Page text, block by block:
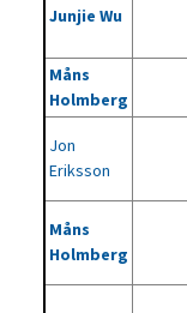
Junjie Wu
Måns
Holmberg
Jon
Eriksson
Måns
Holmberg